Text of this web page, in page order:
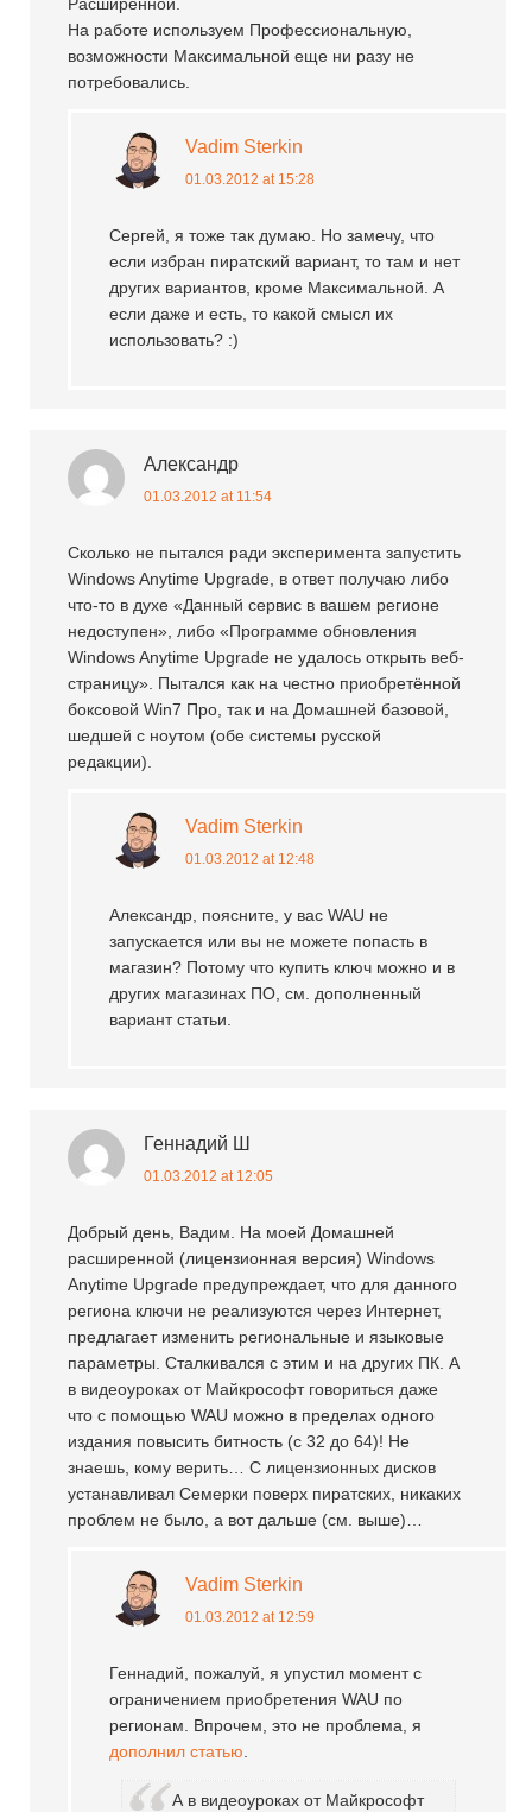
На работе используем Профессиональную,
возможности Максимальной еще ни разу не
потребовались.
Vadim Sterkin
01.03.2012 at 15:28
Сергей, я тоже так думаю. Но замечу, что
если избран пиратский вариант, то там и нет
других вариантов, кроме Максимальной. А
если даже и есть, то какой смысл их
использовать? :)
Александр
01.03.2012 at 11:54
Сколько не пытался ради эксперимента запустить
Windows Anytime Upgrade, в ответ получаю либо
что-то в духе «Данный сервис в вашем регионе
недоступен», либо «Программе обновления
Windows Anytime Upgrade не удалось открыть веб-
страницу». Пытался как на честно приобретённой
боксовой Win7 Про, так и на Домашней базовой,
шедшей с ноутом (обе системы русской
редакции).
Vadim Sterkin
01.03.2012 at 12:48
Александр, поясните, у вас WAU не
запускается или вы не можете попасть в
магазин? Потому что купить ключ можно и в
других магазинах ПО, см. дополненный
вариант статьи.
Геннадий Ш
01.03.2012 at 12:05
Добрый день, Вадим. На моей Домашней
расширенной (лицензионная версия) Windows
Anytime Upgrade предупреждает, что для данного
региона ключи не реализуются через Интернет,
предлагает изменить региональные и языковые
параметры. Сталкивался с этим и на других ПК. А
в видеоуроках от Майкрософт говориться даже
что с помощью WAU можно в пределах одного
издания повысить битность (с 32 до 64)! Не
знаешь, кому верить… С лицензионных дисков
устанавливал Семерки поверх пиратских, никаких
проблем не было, а вот дальше (см. выше)…
Vadim Sterkin
01.03.2012 at 12:59
Геннадий, пожалуй, я упустил момент с
ограничением приобретения WAU по
регионам. Впрочем, это не проблема, я
дополнил статью
А в видеоуроках от Майкрософт